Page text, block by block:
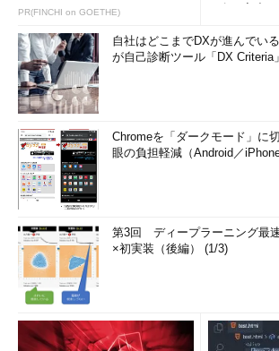
PR(FINCHI on GOETHE)
自社はどこまでDXが進んでい
が自己診断ツール「DX Criteria
Chromeを「ダークモード」に
眼の負担軽減（Android／iPhone
第3回 ディープラーニング最
×初実装（後編） (1/3)